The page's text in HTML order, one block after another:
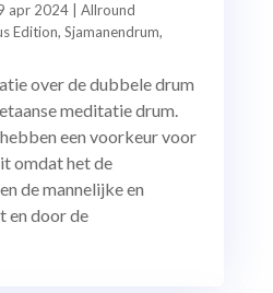
apr 2024| Allround
Edition, Sjamanendrum,
over de dubbele drum
meditatie drum.
een voorkeur voor
omdat het de
de mannelijke en
en door de